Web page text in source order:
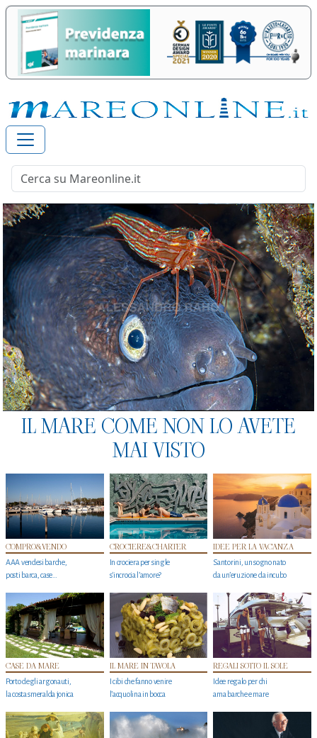
IL MARE COME NON LO AVETE
MAI VISTO
COMPRO&VENDO
AAA vendesi barche,
posti barca, case…
CROCIERE&CHARTER
In crociera per single
s'incrocia l’amore?
IDEE PER LA VACANZA
Santorini, un sogno nato
da un’eruzione da incubo
CASE DA MARE
Porto degli argonauti,
la costa smeralda jonica
IL MARE IN TAVOLA
I cibi che fanno venire
l’acquolina in bocca
REGALI SOTTO IL SOLE
Idee regalo per chi
ama barche e mare